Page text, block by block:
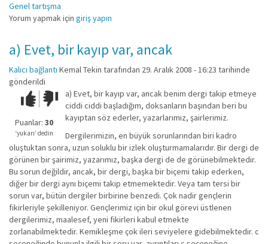
Genel tartışma
Yorum yapmak için giriş yapın
a) Evet, bir kayıp var, ancak
Kalıcı bağlantı Kemal Tekin tarafından 29. Aralık 2008 - 16:23 tarihinde
gönderildi
Çok iyi!O
kadar
iyi
değil!
Puanlar: 30
‘yukarı’ dedin
a) Evet, bir kayıp var, ancak benim dergi takip etmeye
ciddi ciddi başladığım, doksanların başından beri bu
kayıptan söz ederler, yazarlarımız, şairlerimiz.
Dergilerimizin, en büyük sorunlarından biri kadro
oluştuktan sonra, uzun soluklu bir izlek oluşturmamalarıdır. Bir dergi de
görünen bir şairimiz, yazarımız, başka dergi de de görünebilmektedir.
Bu sorun değildir, ancak, bir dergi, başka bir biçemi takip ederken,
diğer bir dergi aynı biçemi takip etmemektedir. Veya tam tersi bir
sorun var, bütün dergiler birbirine benzedi. Çok nadir gençlerin
fikirleriyle şekilleniyor. Gençlerimiz için bir okul görevi üstlenen
dergilerimiz, maalesef, yeni fikirleri kabul etmekte
zorlanabilmektedir. Kemikleşme çok ileri seviyelere gidebilmektedir. c